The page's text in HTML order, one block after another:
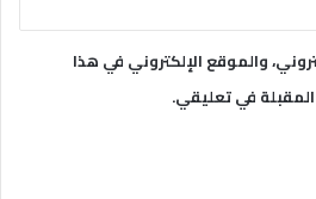
والموقع الإلكتروني في هذا
في تعليقي.